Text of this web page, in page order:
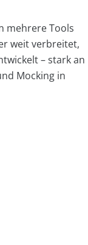
mehrere Tools
weit verbreitet,
– stark an
Mocking in